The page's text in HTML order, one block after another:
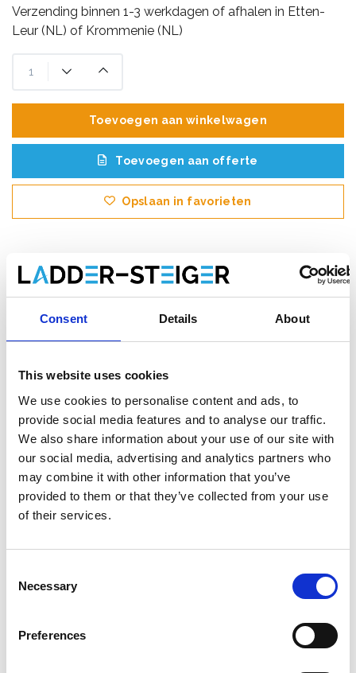
Consent Details About
This website uses cookies
We use cookies to personalise content and ads, to
provide social media features and to analyse our traffic.
We also share information about your use of our site with
our social media, advertising and analytics partners who
may combine it with other information that you’ve
provided to them or that they’ve collected from your use
of their services.
Selection
Necessary
Preferences
Verzending binnen 1-3 werkdagen of afhalen in Etten-
Leur (NL) of Krommenie (NL)
Toevoegen aan winkelwagen
Toevoegen aan offerte
Opslaan in favorieten
Product informatie Vergelijkbare producten
meter.
Onderdelenlijst:
3x SGS dakrandbeveiliging staander
2x SGS dakrandbeveiliging leuning 3 m
2x SGS dakrandbeveiliging houten kantplank 3 m
2x SGS dakrandbeveiliging haakbeugel
* Het aantal onderdelen op de foto's kan afwijken.
Kenmerken SGS Edge valbeveiliging
schuin dak:
Toepasbaar bij obstakels op de grond of in de gevel.